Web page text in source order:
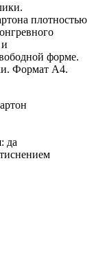
плотностью
форме.
Формат А4.
: да